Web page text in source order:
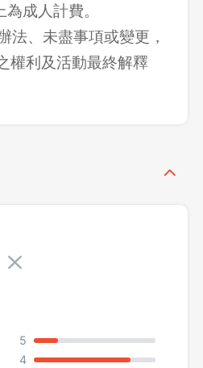
成人計費。
法、未盡事項或變更，
權利及活動最終解釋
5
4